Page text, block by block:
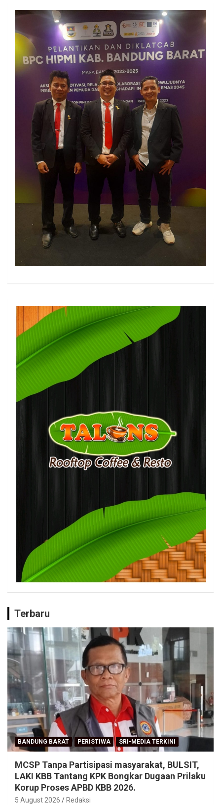
Terbaru
BANDUNG BARAT PERISTIWA SRI-MEDIA TERKINI
MCSP Tanpa Partisipasi masyarakat, BULSIT,
LAKI KBB Tantang KPK Bongkar Dugaan Prilaku
Korup Proses APBD KBB 2026.
5 August 2026 Redaksi